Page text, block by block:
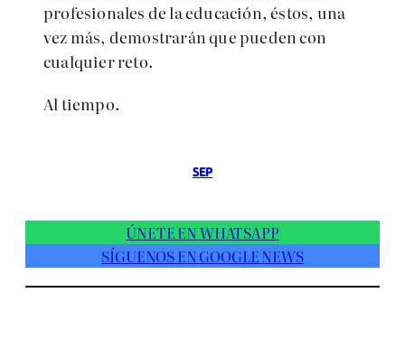
profesionales de la educación, éstos, una
vez más, demostrarán que pueden con
cualquier reto.
Al tiempo.
SEP
ÚNETE EN WHATSAPP
SÍGUENOS EN GOOGLE NEWS